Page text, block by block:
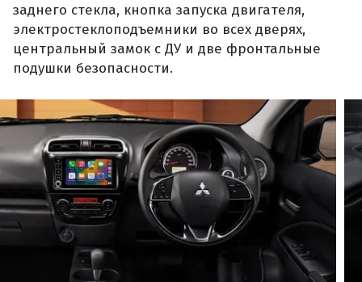
заднего стекла, кнопка запуска двигателя,
электростеклоподъемники во всех дверях,
центральный замок с ДУ и две фронтальные
подушки безопасности.